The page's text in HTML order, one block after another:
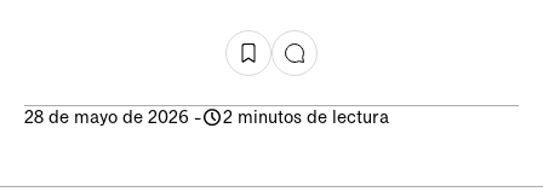
28 de mayo de 2026 - 2 minutos de lectura